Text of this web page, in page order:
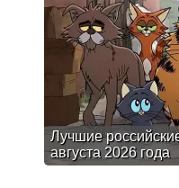
Лучшие
августа 2026 года